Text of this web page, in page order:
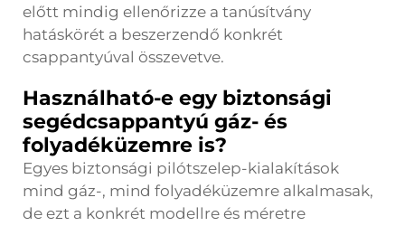
előtt mindig ellenőrizze a tanúsítvány
hatáskörét a beszerzendő konkrét
csappantyúval összevetve.
Használható-e egy biztonsági
segédcsappantyú gáz- és
folyadéküzemre is?
Egyes biztonsági pilótszelep-kialakítások
mind gáz-, mind folyadéküzemre alkalmasak,
de ezt a konkrét modellre és méretre